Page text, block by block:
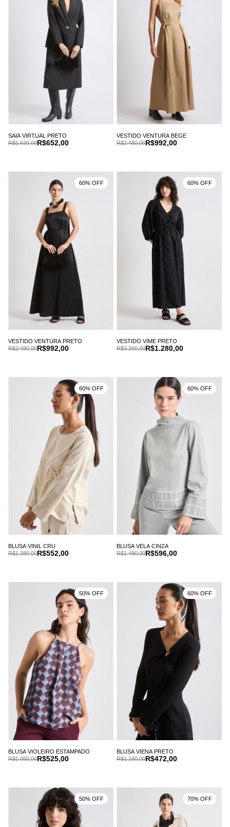
SAIA VIRTUAL PRETO
R$652,00
R$1.630,00
VESTIDO VENTURA BEGE
R$992,00
R$2.480,00
VESTIDO VENTURA PRETO
R$992,00
R$2.480,00
60% OFF
VESTIDO VIME PRETO
R$1.280,00
R$3.200,00
60% OFF
BLUSA VINIL CRU
R$552,00
R$1.380,00
60% OFF
BLUSA VELA CINZA
R$596,00
R$1.490,00
60% OFF
BLUSA VIOLEIRO ESTAMPADO
R$525,00
R$1.050,00
50% OFF
BLUSA VIENA PRETO
R$472,00
R$1.180,00
60% OFF
50% OFF 70% OFF